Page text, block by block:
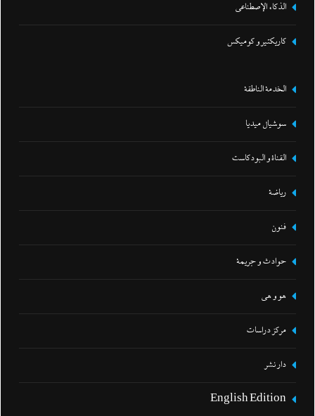
الذكاء الإصطناعي
كاريكتير و كوميكس
الخدمة الناطقة
سوشيال ميديا
القناة و البودكاست
رياضة
فنون
حوادث و جريمة
هو و هي
مركز دراسات
دار نشر
English Edition